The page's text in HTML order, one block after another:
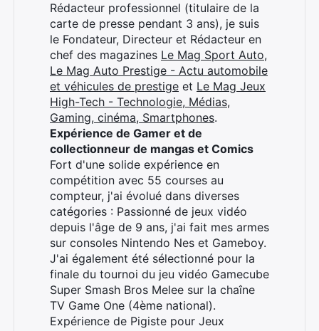
Rédacteur professionnel (titulaire de la
carte de presse pendant 3 ans), je suis
le Fondateur, Directeur et Rédacteur en
chef des magazines Le Mag Sport Auto,
Le Mag Auto Prestige - Actu automobile
et véhicules de prestige et Le Mag Jeux
High-Tech - Technologie, Médias,
Gaming, cinéma, Smartphones.
Expérience de Gamer et de
collectionneur de mangas et Comics
Fort d'une solide expérience en
compétition avec 55 courses au
compteur, j'ai évolué dans diverses
catégories : Passionné de jeux vidéo
depuis l'âge de 9 ans, j'ai fait mes armes
sur consoles Nintendo Nes et Gameboy.
J'ai également été sélectionné pour la
finale du tournoi du jeu vidéo Gamecube
Super Smash Bros Melee sur la chaîne
TV Game One (4ème national).
Expérience de Pigiste pour Jeux